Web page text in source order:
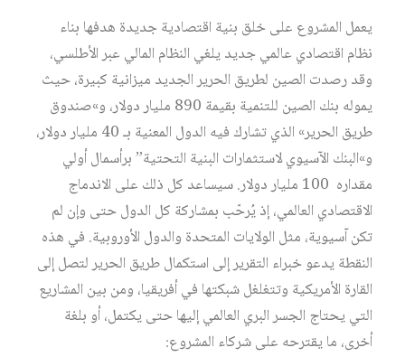
يعمل المشروع على خلق بنية اقتصادية جديدة هدفها بناء
نظام اقتصادي عالمي جديد يلغي النظام المالي عبر الأطلسي،
وقد رصدت الصين لطريق الحرير الجديد ميزانية كبيرة، حيث
يموله بنك الصين للتنمية بقيمة 890 مليار دولار، و»صندوق
طريق الحرير» الذي تشارك فيه الدول المعنية بـ 40 مليار دولار،
و»البنك الآسيوي لاستثمارات البنية التحتية” برأسمال أولي
مقداره 100 مليار دولار. سيساعد كل ذلك على الاندماج
الاقتصادي العالمي، إذ يُرحّب بمشاركة كل الدول حتى وإن لم
تكن آسيوية، مثل الولايات المتحدة والدول الأوروبية. في هذه
النقطة يدعو خبراء التقرير إلى استكمال طريق الحرير لتصل إلى
القارة الأمريكية وتتغلغل شبكتها في أفريقيا، ومن بين المشاريع
التي يحتاج الجسر البري العالمي إليها حتى يكتمل، أو بلغة
أخرى، ما يقترحه على شركاء المشروع: